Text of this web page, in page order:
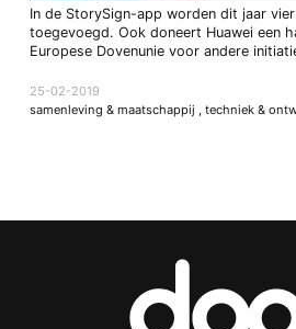
In de StorySign-app worden dit jaar
toegevoegd. Ook doneert Huawei een
Europese Dovenunie voor andere
25-02-2019
samenleving & maatschappij , techniek &